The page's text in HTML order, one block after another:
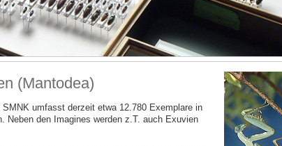
(Mantodea)
SMNK umfasst derzeit etwa 12.780 Exemplare in
Neben den Imagines werden z.T. auch Exuvien